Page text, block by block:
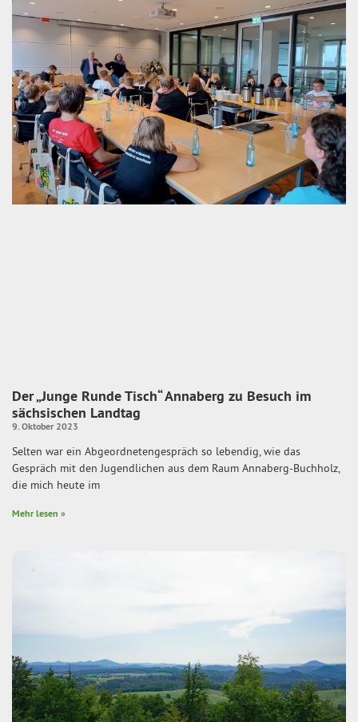
Der „Junge Runde Tisch“ Annaberg zu Besuch im
sächsischen Landtag
9. Oktober 2023
Selten war ein Abgeordnetengespräch so lebendig, wie das
Gespräch mit den Jugendlichen aus dem Raum Annaberg-Buchholz,
die mich heute im
Mehr lesen »